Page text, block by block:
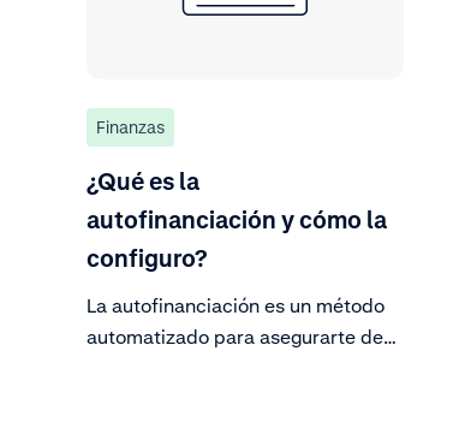
Finanzas
¿Qué es la
autofinanciación y cómo la
configuro?
La autofinanciación es un método
automatizado para asegurarte de